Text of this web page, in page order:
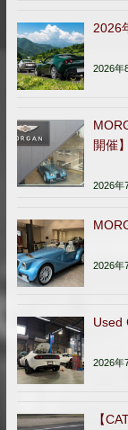
2026
2026年
開催
2026年
2026年
Used
2026年
【